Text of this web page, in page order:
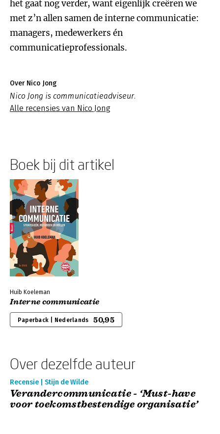
het gaat nog verder, want eigenlijk creëren we
met z’n allen samen de interne communicatie:
managers, medewerkers én
communicatieprofessionals.
Over Nico Jong
Nico Jong is communicatieadviseur.
Alle recensies van Nico Jong
Boek bij dit artikel
Huib Koeleman
Interne communicatie
Paperback | Nederlands 50,95
Over dezelfde auteur
Recensie | Stijn de Wilde
Verandercommunicatie - ‘Must-have
voor toekomstbestendige organisatie’